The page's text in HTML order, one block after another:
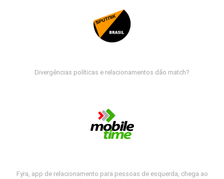
Divergências políticas e relacionamentos dão match?
Fyra, app de relacionamento para pessoas de esquerda, chega ao